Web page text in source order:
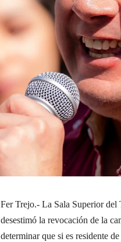
Fer Trejo.- La Sala Superior
desestimó la revocación de la
determinar que si es residente